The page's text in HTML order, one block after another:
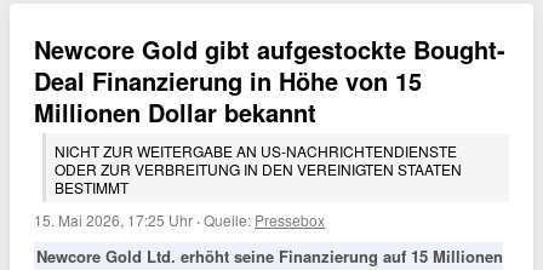
Newcore Gold gibt aufgestockte Bought-
Deal Finanzierung in Höhe von 15
Millionen Dollar bekannt
NICHT ZUR WEITERGABE AN US-NACHRICHTENDIENSTE
ODER ZUR VERBREITUNG IN DEN VEREINIGTEN STAATEN
BESTIMMT
15. Mai 2026, 17:25 Uhr ·Quelle: Pressebox
Newcore Gold Ltd. erhöht seine Finanzierung auf 15 Millionen